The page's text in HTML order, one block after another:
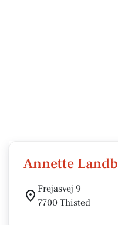
Annette
Frejasvej 9
7700 Thisted